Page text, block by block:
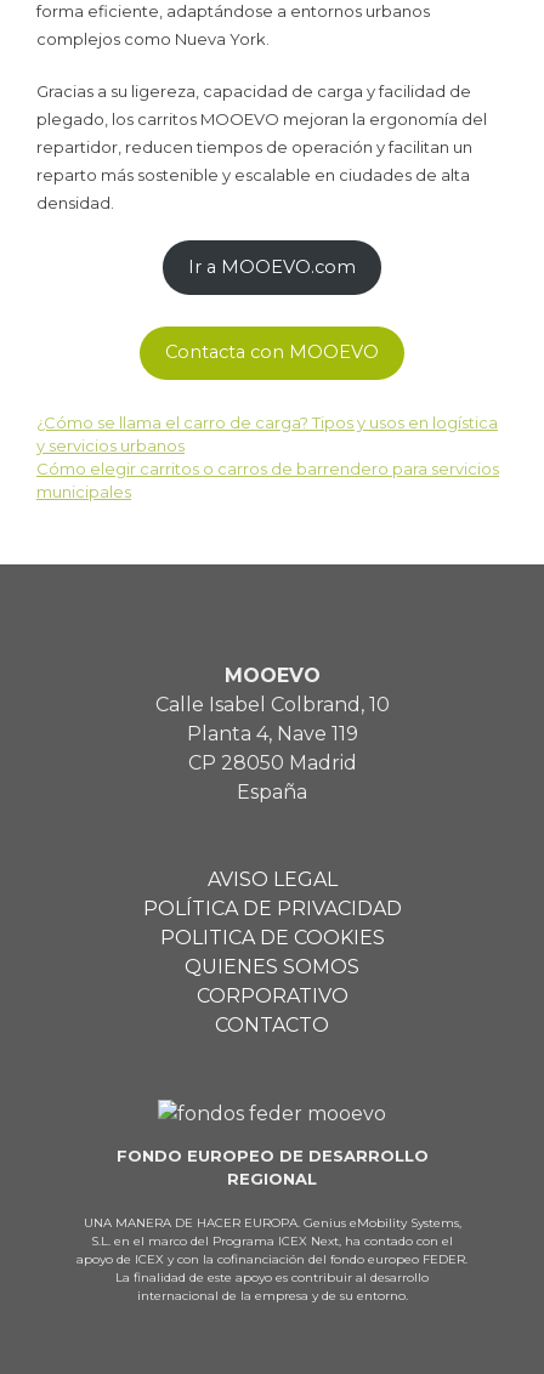
forma eficiente, adaptándose a entornos urbanos
complejos como Nueva York.
Gracias a su ligereza, capacidad de carga y facilidad de
plegado, los carritos MOOEVO mejoran la ergonomía del
repartidor, reducen tiempos de operación y facilitan un
reparto más sostenible y escalable en ciudades de alta
densidad.
Ir a MOOEVO.com
Contacta con MOOEVO
¿Cómo se llama el carro de carga? Tipos y usos en logística
y servicios urbanos
Cómo elegir carritos o carros de barrendero para servicios
municipales
MOOEVO
Calle Isabel Colbrand, 10
Planta 4, Nave 119
CP 28050 Madrid
España
AVISO LEGAL
POLÍTICA DE PRIVACIDAD
POLITICA DE COOKIES
QUIENES SOMOS
CORPORATIVO
CONTACTO
FONDO EUROPEO DE DESARROLLO
REGIONAL
UNA MANERA DE HACER EUROPA. Genius eMobility Systems,
S.L. en el marco del Programa ICEX Next, ha contado con el
apoyo de ICEX y con la cofinanciación del fondo europeo FEDER.
La finalidad de este apoyo es contribuir al desarrollo
internacional de la empresa y de su entorno.